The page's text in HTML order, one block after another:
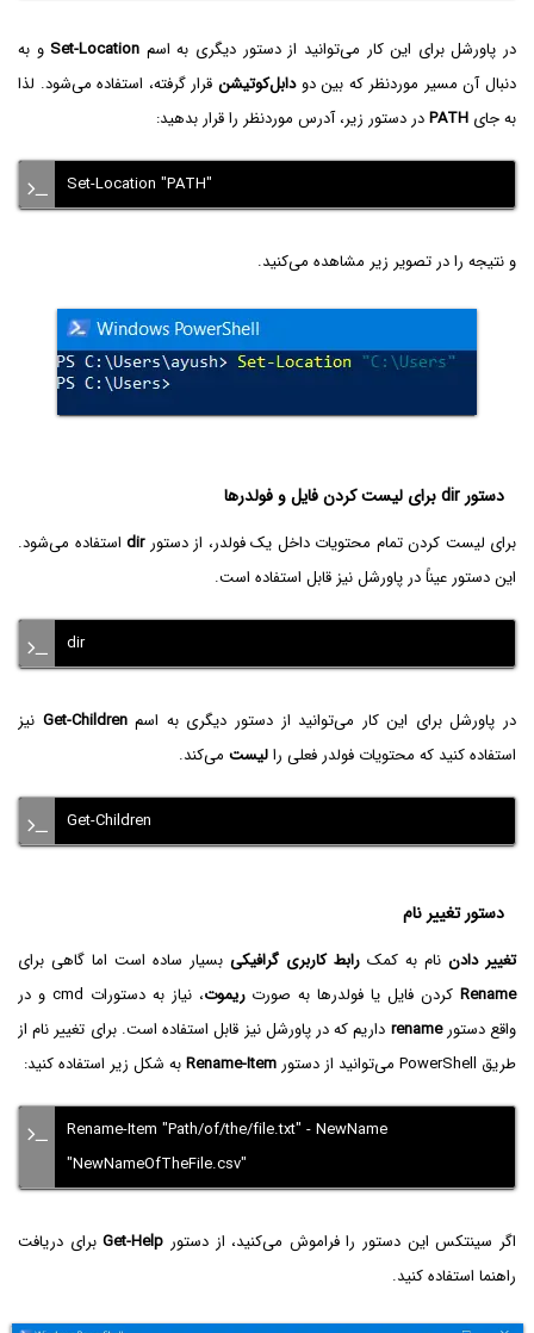
در پاورشل برای این کار می‌توانید از دستور دیگری به اسم Set-Location و به
دنبال آن مسیر موردنظر که بین دودابل‌کوتیشن قرار گرفته، استفاده می‌شود. لذا
به جای PATHدر دستور زیر، آدرس موردنظر را قرار بدهید:
Set-Location "PATH"
و نتیجه را در تصویر زیر مشاهده می‌کنید.
دستور dir برای لیست کردن فایل و فولدرها
برای لیست کردن تمام محتویات داخل یک فولدر، از دستورdir استفاده می‌شود.
این دستور عیناً در پاورشل نیز قابل استفاده است.
dir
در پاورشل برای این کار می‌توانید از دستور دیگری به اسمGet-Children نیز
استفاده کنید که محتویات فولدر فعلی رالیست می‌کند.
Get-Children
دستور تغییر نام
تغییر دادن نام به کمک رابط کاربری گرافیکی بسیار ساده است اما گاهی برای
Renameکردن فایل یا فولدرها به صورتریموت
، نیاز به دستورات cmd و در
واقع دستورrename داریم که در پاورشل نیز قابل استفاده است. برای تغییر نام از
طریق PowerShell می‌توانید از دستور
Rename-Itemبه شکل زیر استفاده کنید:
Rename-Item "Path/of/the/file.txt" - NewName
"NewNameOfTheFile.csv"
اگر سینتکس این دستور را فراموش می‌کنید، از دستور Get-Helpبرای دریافت
راهنما استفاده کنید.